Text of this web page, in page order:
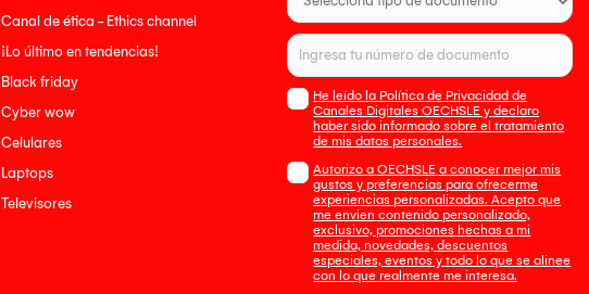
Canal de ética - Ethics channel
¡Lo último en tendencias!
Black friday
Cyber wow
Celulares
Laptops
Televisores
He leído la Política de Privacidad de
Canales Digitales OECHSLE y declaro
haber sido informado sobre el tratamiento
de mis datos personales.
Autorizo a OECHSLE a conocer mejor mis
gustos y preferencias para ofrecerme
experiencias personalizadas. Acepto que
me envien contenido personalizado,
exclusivo, promociones hechas a mi
medida, novedades, descuentos
especiales, eventos y todo lo que se alinee
con lo que realmente me interesa.